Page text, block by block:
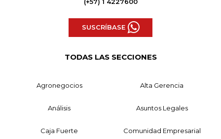
SUSCRÍBASE
TODAS LAS SECCIONES
Agronegocios Alta Gerencia
Análisis Asuntos Legales
Caja Fuerte Comunidad Empresarial